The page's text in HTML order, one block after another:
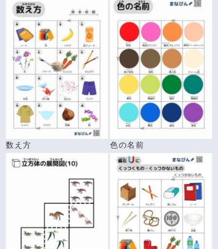
数え方 色の名前